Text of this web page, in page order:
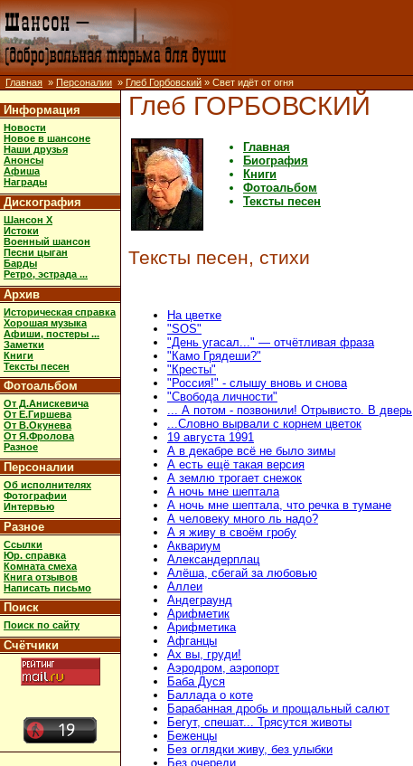
Главная » Персоналии » Глеб Горбовский » Свет идёт от огня
Информация
Новости
Новое в шансоне
Наши друзья
Анонсы
Афиша
Награды
Дискография
Шансон X
Истоки
Военный шансон
Песни цыган
Барды
Ретро, эстрада ...
Архив
Историческая справка
Хорошая музыка
Афиши, постеры ...
Заметки
Книги
Тексты песен
Фотоальбом
От Д.Анискевича
От Е.Гиршева
От В.Окунева
От Я.Фролова
Разное
Персоналии
Об исполнителях
Фотографии
Интервью
Разное
Ссылки
Юр. справка
Комната смеха
Книга отзывов
Написать письмо
Поиск
Поиск по сайту
Счётчики
Глеб ГОРБОВСКИЙ
Главная
Биография
Книги
Фотоальбом
Тексты песен
Тексты песен, стихи
На цветке
"SOS"
"День угасал..." — отчётливая фраза
"Камо Грядеши?"
"Кресты"
"Россия!" - слышу вновь и снова
"Свобода личности"
... А потом - позвонили! Отрывисто. В дверь
...Словно вырвали с корнем цветок
19 августа 1991
А в декабре всё не было зимы
А есть ещё такая версия
А землю трогает снежок
А ночь мне шептала
А ночь мне шептала, что речка в тумане
А человеку много ль надо?
А я живу в своём гробу
Аквариум
Александерплац
Алёша, сбегай за любовью
Аллеи
Андеграунд
Арифметик
Арифметика
Афганцы
Ах вы, груди!
Аэродром, аэропорт
Баба Дуся
Баллада о коте
Барабанная дробь и прощальный салют
Бегут, спешат... Трясутся животы
Беженцы
Без оглядки живу, без улыбки
Без очереди